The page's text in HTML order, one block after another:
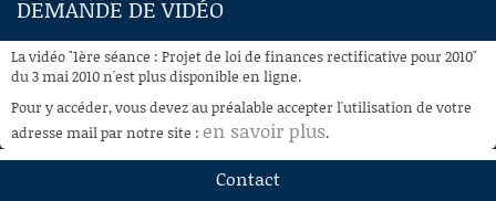
À LA DEMANDE
RECHERCHE
AIDE À LA DÉCOUPE
DEMANDE DE VIDÉO
La vidéo "1ère séance : Projet de loi de finances rectificative pour 2010"
du 3 mai 2010 n'est plus disponible en ligne.
Pour y accéder, vous devez au préalable accepter l'utilisation de votre
adresse mail par notre site : en savoir plus.
Contact